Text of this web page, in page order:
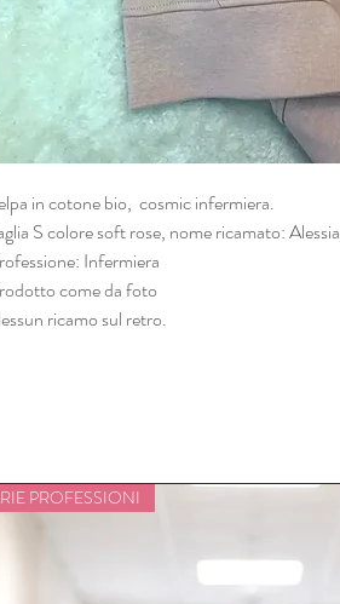
in cotone bio, cosmic infermiera.
S colore soft rose, nome ricamato: Alessia
Infermiera
come da foto
ricamo sul retro.
PROFESSIONI